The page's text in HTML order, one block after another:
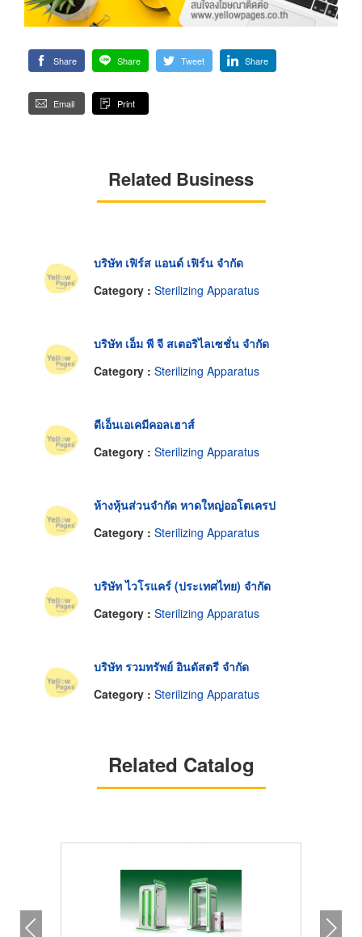
Share Share Tweet Share
Email Print
Related Business
บริษัท เฟิร์ส แอนด์ เฟิร์น จำกัด
Category : Sterilizing Apparatus
บริษัท เอ็ม พี จี สเตอริไลเซชั่น จำกัด
Category : Sterilizing Apparatus
ดีเอ็นเอเคมีคอลเฮาส์
Category : Sterilizing Apparatus
ห้างหุ้นส่วนจำกัด หาดใหญ่ออโตเครป
Category : Sterilizing Apparatus
บริษัท ไวโรแคร์ (ประเทศไทย) จำกัด
Category : Sterilizing Apparatus
บริษัท รวมทรัพย์ อินดัสตรี จำกัด
Category : Sterilizing Apparatus
Related Catalog